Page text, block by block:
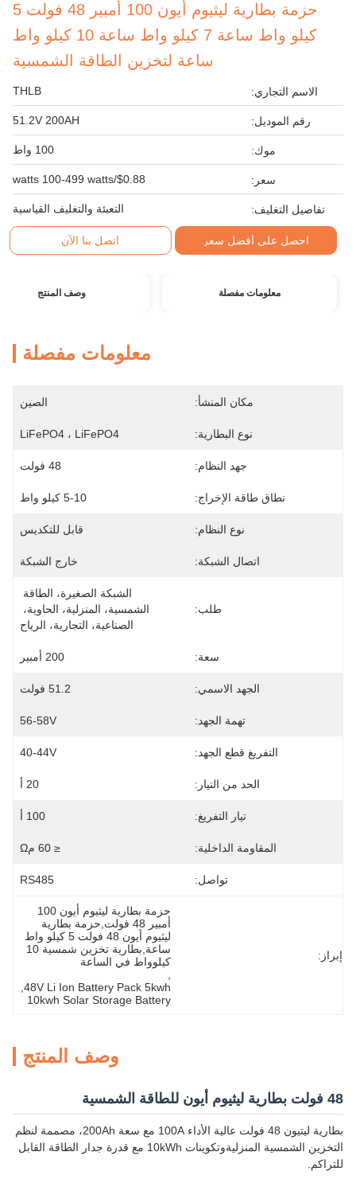
حزمة بطارية ليثيوم أيون 100 أمبير 48 فولت 5
كيلو واط ساعة 7 كيلو واط ساعة 10 كيلو واط
ساعة لتخزين الطاقة الشمسية
الاسم التجاري: THLB
رقم الموديل: 51.2V 200AH
موك: 100 واط
سعر: $0.88/watts 100-499 watts
تفاصيل التغليف: التعبئة والتغليف القياسية
احصل على أفضل سعر اتصل بنا الآن
معلومات مفصلة وصف المنتج
معلومات مفصلة
مكان المنشأ: الصين
نوع البطارية: LiFePO4 ، LiFePO4
جهد النظام: 48 فولت
نطاق طاقة الإخراج: 5-10 كيلو واط
نوع النظام: قابل للتكديس
اتصال الشبكة: خارج الشبكة
طلب:
الصناعية، التجارية، الرياح
سعة: 200 أمبير
الجهد الاسمي: 51.2 فولت
تهمة الجهد: 56-58V
التفريغ قطع الجهد: 40-44V
الحد من التيار: 20 أ
تيار التفريغ: 100 أ
المقاومة الداخلية: ≤ 60 مΩ
تواصل: RS485
إبراز:
كيلوواط في الساعة
48V Li Ion Battery Pack 5kwh
10kwh Solar Storage Battery
وصف المنتج
48 فولت بطارية ليثيوم أيون للطاقة الشمسية
بطارية ليتيون 48 فولت عالية الأداء 100A مع سعة 200Ah، مصممة لنظم
التخزين الشمسية المنزليةوتكوينات 10kWh مع قدرة جدار الطاقة القابل
للتراكم.